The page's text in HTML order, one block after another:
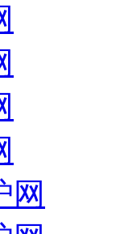
网